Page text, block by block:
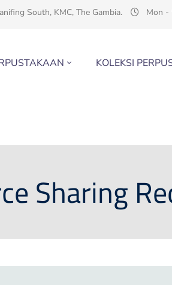
South, KMC, The Gambia. Mon -
KOLEKSI
Sharing